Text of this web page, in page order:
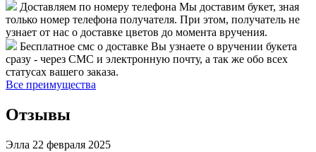
Доставляем по номеру телефона Мы доставим букет, зная
только номер телефона получателя. При этом, получатель не
узнает от нас о доставке цветов до момента вручения.
Бесплатное смс о доставке Вы узнаете о вручении букета
сразу - через СМС и электронную почту, а так же обо всех
статусах вашего заказа.
Все преимущества
Отзывы
Элла 22 февраля 2025